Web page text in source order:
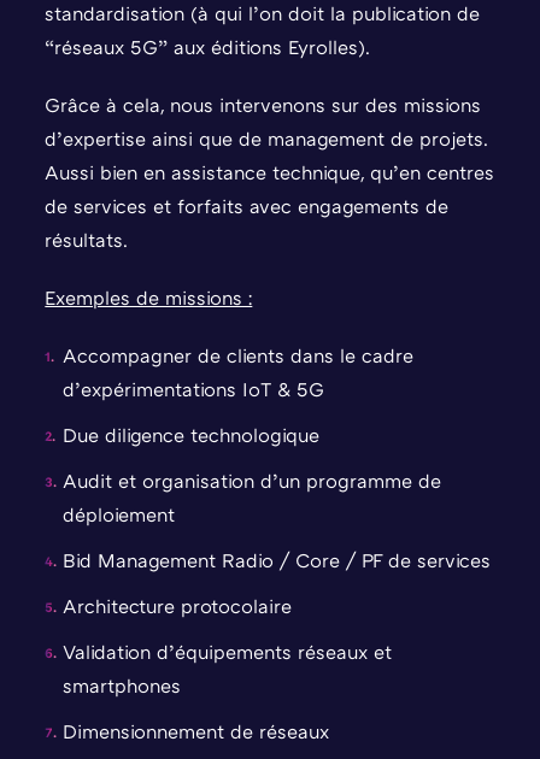
standardisation (à qui l’on doit la publication de
“réseaux 5G” aux éditions Eyrolles).
Grâce à cela, nous intervenons sur des missions
d’expertise ainsi que de management de projets.
Aussi bien en assistance technique, qu’en centres
de services et forfaits avec engagements de
résultats.
Exemples de missions :
Accompagner de clients dans le cadre
d’expérimentations IoT & 5G
Due diligence technologique
Audit et organisation d’un programme de
déploiement
Bid Management Radio / Core / PF de services
Architecture protocolaire
Validation d’équipements réseaux et
smartphones
Dimensionnement de réseaux